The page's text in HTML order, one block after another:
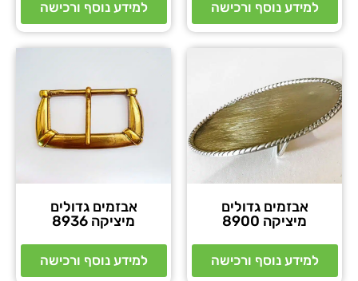
למידע נוסף ורכישה למידע נוסף ורכישה
אבזמים גדולים
מיציקה 8900
למידע נוסף ורכישה
אבזמים גדולים
מיציקה 8936
למידע נוסף ורכישה